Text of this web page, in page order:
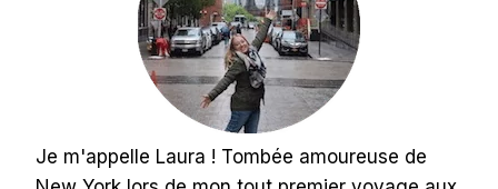
Je m'appelle Laura ! Tombée amoureuse de